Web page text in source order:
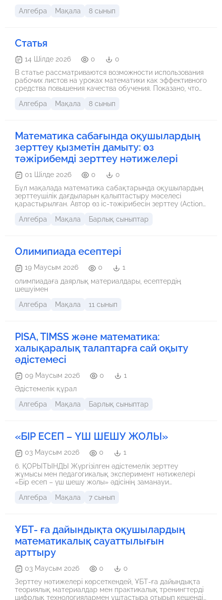
Алгебра
Мақала 8 сынып
Статья
14 Шілде 2026 0
0
В статье рассматриваются возможности использования
рабочих листов на уроках математики как эффективного
средства повышения качества обучения. Показано, что
познавательную деятельность учащихся, развивать
Алгебра Мақала 8 сынып
Математика сабағында оқушылардың
зерттеу қызметін дамыту: өз
тәжірибемді зерттеу нәтижелері
01 Шілде 2026 0
0
Бұл мақалада математика сабақтарында оқушылардың
зерттеушілік дағдыларын қалыптастыру мәселесі
қарастырылған. Автор өз іс-тәжірибесін зерттеу (Action
мен олардың оқушылардың үлгеріміне, сыни ойлау
Алгебра Мақала Барлық сыныптар
Олимипиада есептері
19 Маусым 2026 0
1
олимпиадаға даярлық материалдары, есептердің
шешуімен
Алгебра
Мақала 11 сынып
PISA, TIMSS және математика:
халықаралық талаптарға сай оқыту
әдістемесі
09 Маусым 2026 0
1
Әдістемелік құрал
Алгебра
Мақала Барлық сыныптар
«БІР ЕСЕП – ҮШ ШЕШУ ЖОЛЫ»
03 Маусым 2026 0
1
6. ҚОРЫТЫНДЫ Жүргізілген әдістемелік зерттеу
жұмысы мен педагогикалық эксперимент нәтижелері
«Бір есеп – үш шешу жолы» әдісінің заманауи
дәлелдейді. Бұл әдіс оқушыны дайын шаблондарды
келесі әдістемелік ұсыныстарды атап өтуге болады: •
Әдісті сабақта тек эпизодтық түрде емес, жүйелі түрде
(аптасына кемінде 1-2 рет) қолдану қажет; • Есептерді
таңдау барысында олардың тек арифметикалық емес,
(пәнаралық интеграциясын) ескеру маңызды; •
Оқушылардың ізденісін ынталандыру үшін бағалау
парақтарында баламалы шешім жолдары үшін арнайы
ынталандырушы дескрипторлар қарастырылуы тиіс.
Алгебра Мақала 7 сынып
ҰБТ- ға дайындықта оқушылардың
математикалық сауаттылығын
арттыру
03 Маусым 2026 0
0
Зерттеу нәтижелері көрсеткендей, ҰБТ-ға дайындықта
теориялық материалдар мен практикалық тренингтерді
цифрлық технологиялармен ұштастыра отырып кешенді